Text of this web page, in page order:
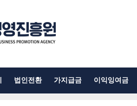
법인전환 가지급금 이익잉여금